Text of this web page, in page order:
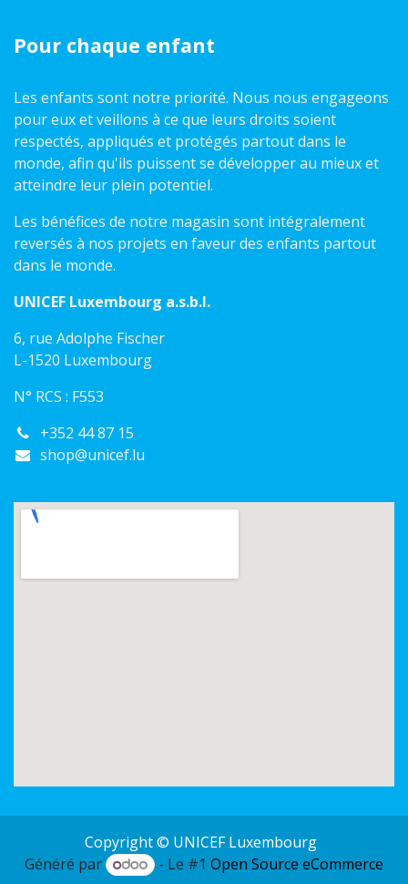
Pour chaque enfant
Les enfants sont notre priorité. Nous nous engageons
pour eux et veillons à ce que leurs droits soient
respectés, appliqués et protégés partout dans le
monde, afin qu'ils puissent se développer au mieux et
atteindre leur plein potentiel.
Les bénéfices de notre magasin sont intégralement
reversés à nos projets en faveur des enfants partout
dans le monde.
UNICEF Luxembourg a.s.b.l.
6, rue Adolphe Fischer
L-1520 Luxembourg
N° RCS : F553
+352 44 87 15
shop@unicef.lu
Copyright © UNICEF Luxembourg
Généré par
- Le #1Open Source eCommerce